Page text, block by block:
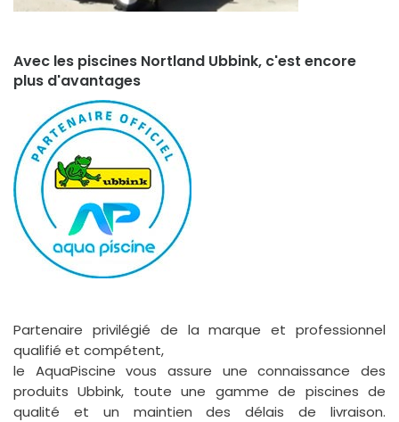
Avec les piscines Nortland Ubbink, c'est encore
plus d'avantages
Partenaire privilégié de la marque et professionnel
qualifié et compétent,
le AquaPiscine vous assure une connaissance des
produits Ubbink, toute une gamme de piscines de
qualité et un maintien des délais de livraison.